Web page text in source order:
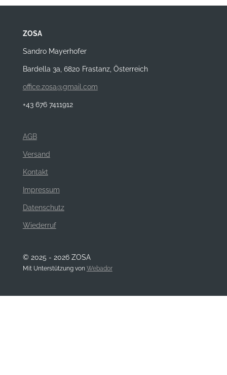
ZOSA
Sandro Mayerhofer
Bardella 3a, 6820 Frastanz, Österreich
office.zosa@gmail.com
+43 676 7411912
AGB
Versand
Kontakt
Impressum
Datenschutz
Wiederruf
© 2025 - 2026 ZOSA
Mit Unterstützung von Webador